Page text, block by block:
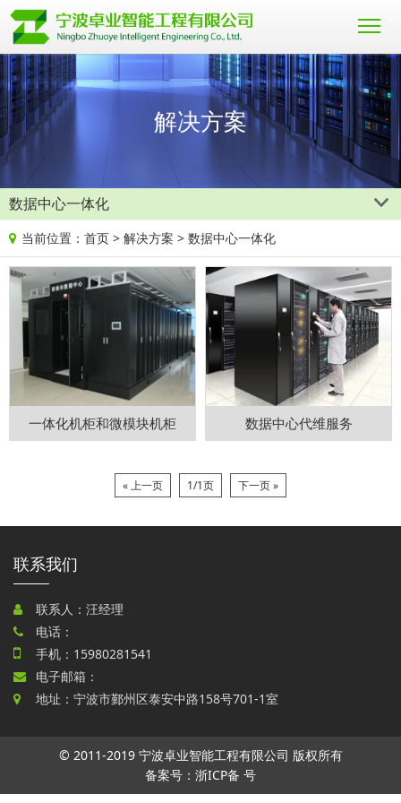
解决方案
数据中心一体化
当前位置： 首页 > 解决方案 > 数据中心一体化
一体化机柜和微模块机柜 数据中心代维服务
« 上一页 1/1页 下一页 »
联系我们
联系人：汪经理
电话：
手机： 15980281541
电子邮箱：
地址：宁波市鄞州区泰安中路158号701-1室
© 2011-2019 宁波卓业智能工程有限公司 版权所有
备案号：浙ICP备 号